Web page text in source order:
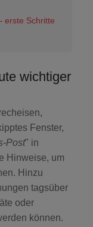
erste Schritte
wichtiger
Fenster,
Post" in
Hinweise, um
Hinzu
tagsüber
oder
können.